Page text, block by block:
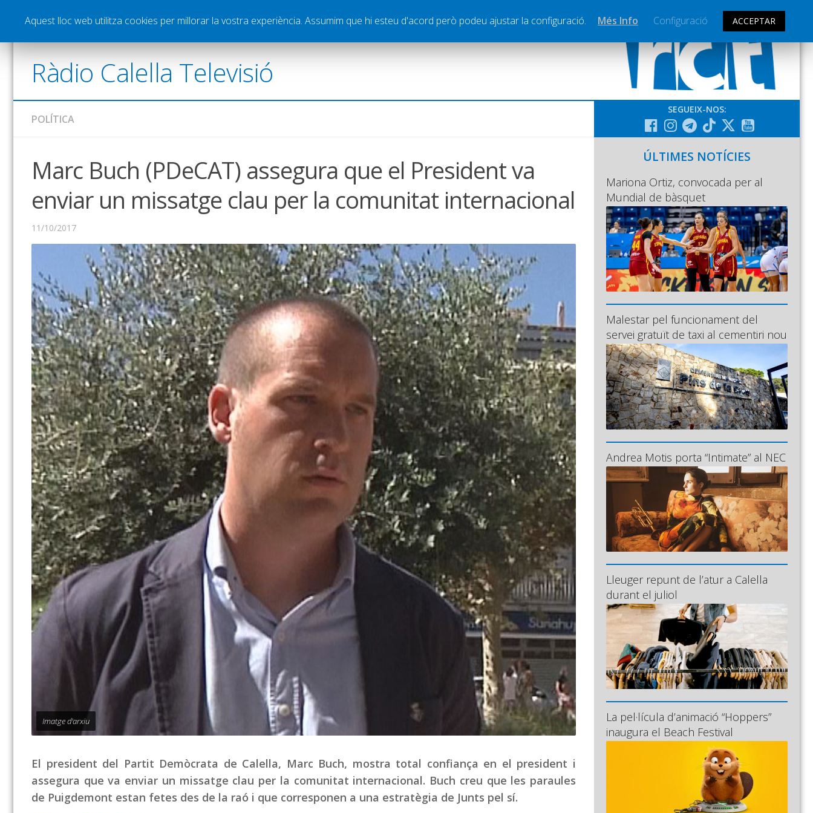
Notícies Esports Pòdcasts Vídeos Graella Publicitat Contacte
Ràdio Calella Televisió
POLÍTICA
Marc Buch (PDeCAT) assegura que el President va
enviar un missatge clau per la comunitat internacional
11/10/2017
Imatge d'arxiu
El president del Partit Demòcrata de Calella, Marc Buch, mostra total confiança en el president i
assegura que va enviar un missatge clau per la comunitat internacional. Buch creu que les paraules
de Puigdemont estan fetes des de la raó i que corresponen a una estratègia de Junts pel sí.
SEGUEIX-NOS:
ÚLTIMES NOTÍCIES
Mariona Ortiz, convocada per al
Mundial de bàsquet
Malestar pel funcionament del
servei gratuït de taxi al cementiri nou
Andrea Motis porta “Intimate” al NEC
Lleuger repunt de l’atur a Calella
durant el juliol
La pel·lícula d’animació “Hoppers”
inaugura el Beach Festival
Aquest lloc web utilitza cookies per millorar la vostra experiència. Assumim que hi esteu d'acord però podeu ajustar la configuració. Més Info Configuració ACCEPTAR